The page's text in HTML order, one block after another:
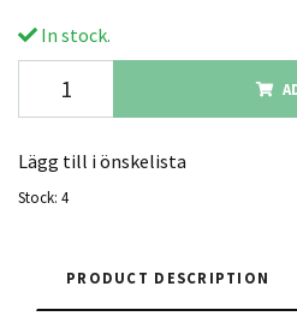
In stock.
Lägg till i önskelista
Stock: 4
PRODUCT DESCRIPTION